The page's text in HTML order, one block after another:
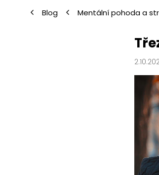
Blog Mentální pohoda a